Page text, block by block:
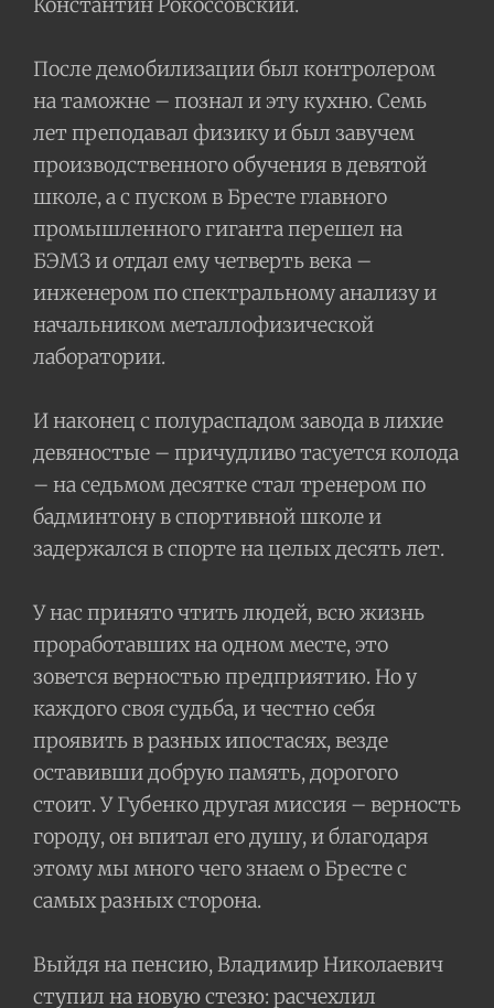
После демобилизации был контролером
на таможне – познал и эту кухню. Семь
лет преподавал физику и был завучем
производственного обучения в девятой
школе, а с пуском в Бресте главного
промышленного гиганта перешел на
БЭМЗ и отдал ему четверть века –
инженером по спектральному анализу и
начальником металлофизической
лаборатории.
И наконец с полураспадом завода в лихие
девяностые – причудливо тасуется колода
– на седьмом десятке стал тренером по
бадминтону в спортивной школе и
задержался в спорте на целых десять лет.
У нас принято чтить людей, всю жизнь
проработавших на одном месте, это
зовется верностью предприятию. Но у
каждого своя судьба, и честно себя
проявить в разных ипостасях, везде
оставивши добрую память, дорогого
стоит. У Губенко другая миссия – верность
городу, он впитал его душу, и благодаря
этому мы много чего знаем о Бресте с
самых разных сторона.
Выйдя на пенсию, Владимир Николаевич
ступил на новую стезю: расчехлил